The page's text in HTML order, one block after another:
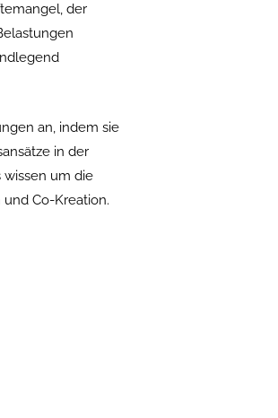
der
an, indem sie
in der
wissen um die
Co-Kreation.